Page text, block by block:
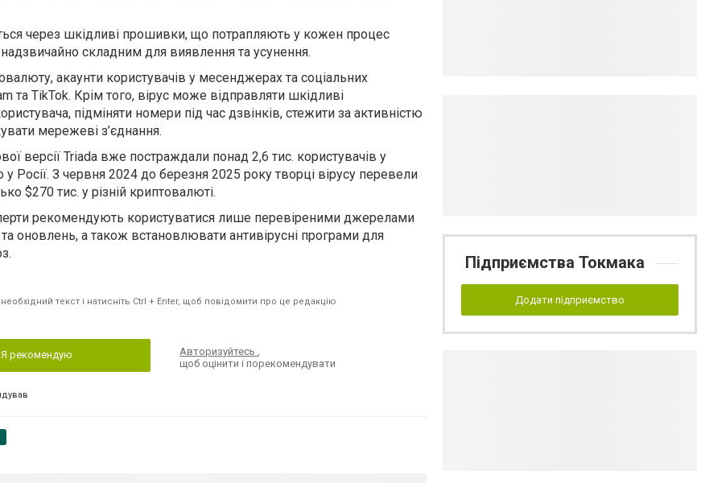
через шкідливі прошивки, що потрапляють у кожен процес
складним для виявлення та усунення.
акаунти користувачів у месенджерах та соціальних
та TikTok. Крім того, вірус може відправляти шкідливі
підміняти номери під час дзвінків, стежити за активністю
мережеві з’єднання.
версії Triada вже постраждали понад 2,6 тис. користувачів у
у Росії. З червня 2024 до березня 2025 року творці вірусу перевели
$270 тис. у різній криптовалюті.
рекомендують користуватися лише перевіреними джерелами
оновлень, а також встановлювати антивірусні програми для
текст і натисніть Ctrl + Enter, щоб повідомити про це редакцію
Я рекомендую Авторизуйтесь,
щоб оцінити і порекомендувати
Підприємства Токмака
Додати підприємство